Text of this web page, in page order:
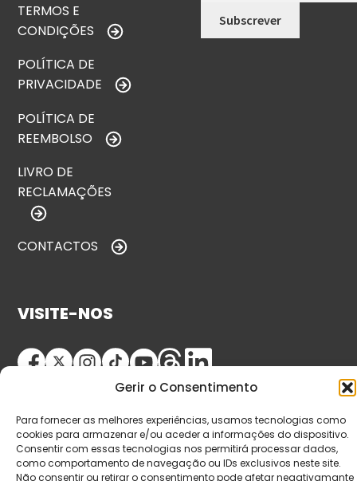
Gerir o Consentimento
Para fornecer as melhores experiências, usamos tecnologias como
cookies para armazenar e/ou aceder a informações do dispositivo.
Consentir com essas tecnologias nos permitirá processar dados,
como comportamento de navegação ou IDs exclusivos neste site.
Não consentir ou retirar o consentimento pode afetar negativamante
TERMOS E
CONDIÇÕES
POLÍTICA DE
PRIVACIDADE
POLÍTICA DE
REEMBOLSO
LIVRO DE
RECLAMAÇÕES
CONTACTOS
VISITE-NOS
© Copyright 2026 Saída de Emergência. Todos os